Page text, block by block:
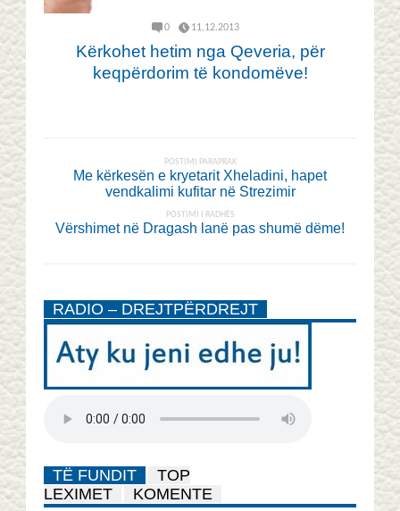
0 11.12.2013
Kërkohet hetim nga Qeveria, për
keqpërdorim të kondomëve!
POSTIMI PARAPRAK
Me kërkesën e kryetarit Xheladini, hapet
vendkalimi kufitar në Strezimir
POSTIMI I RADHËS
Vërshimet në Dragash lanë pas shumë dëme!
RADIO – DREJTPËRDREJT
TË FUNDIT
TOP
LEXIMET
KOMENTE